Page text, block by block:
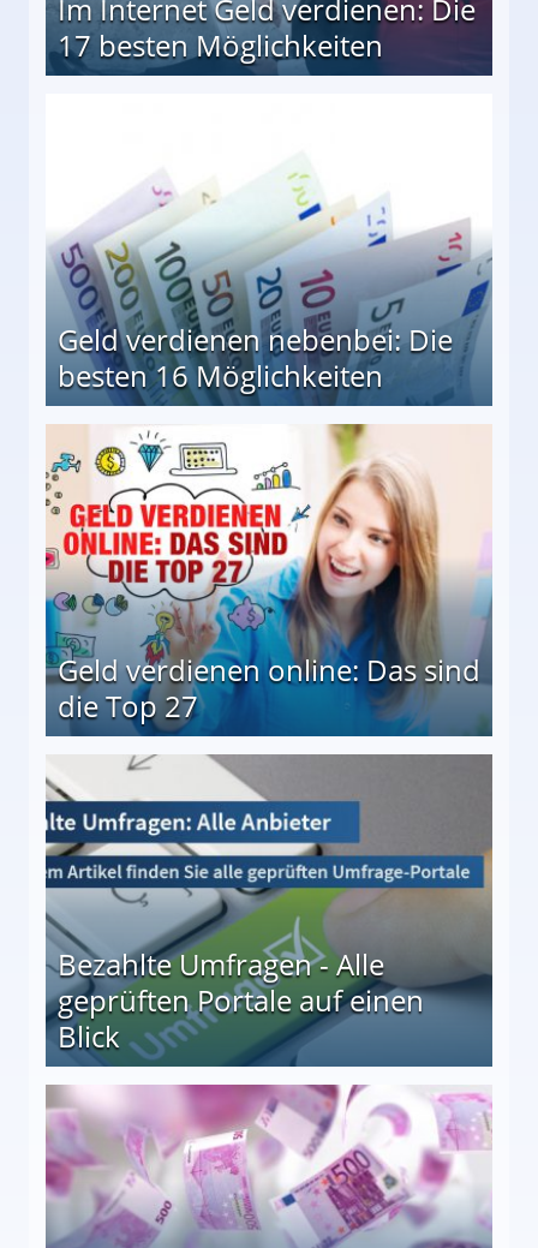
Im Internet Geld verdienen: Die
17 besten Möglichkeiten
Geld verdienen nebenbei: Die
besten 16 Möglichkeiten
Geld verdienen online: Das sind
die Top 27
Bezahlte Umfragen - Alle
geprüften Portale auf einen
Blick
auf einen Blick